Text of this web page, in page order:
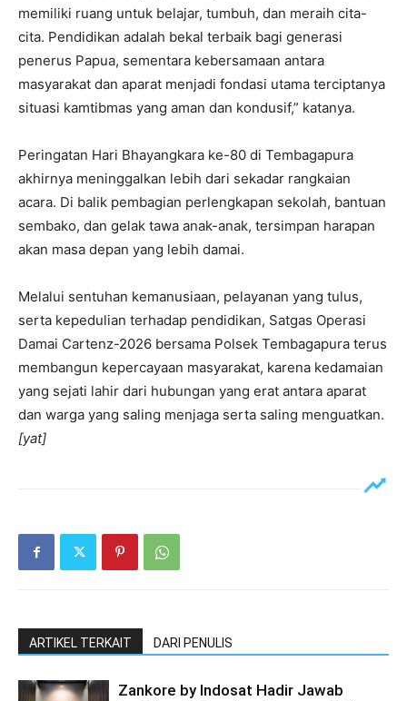
memiliki ruang untuk belajar, tumbuh, dan meraih cita-
cita. Pendidikan adalah bekal terbaik bagi generasi
penerus Papua, sementara kebersamaan antara
masyarakat dan aparat menjadi fondasi utama terciptanya
situasi kamtibmas yang aman dan kondusif,” katanya.
Peringatan Hari Bhayangkara ke-80 di Tembagapura
akhirnya meninggalkan lebih dari sekadar rangkaian
acara. Di balik pembagian perlengkapan sekolah, bantuan
sembako, dan gelak tawa anak-anak, tersimpan harapan
akan masa depan yang lebih damai.
Melalui sentuhan kemanusiaan, pelayanan yang tulus,
serta kepedulian terhadap pendidikan, Satgas Operasi
Damai Cartenz-2026 bersama Polsek Tembagapura terus
membangun kepercayaan masyarakat, karena kedamaian
yang sejati lahir dari hubungan yang erat antara aparat
dan warga yang saling menjaga serta saling menguatkan.
[yat]
ARTIKEL TERKAIT DARI PENULIS
Zankore by Indosat Hadir Jawab